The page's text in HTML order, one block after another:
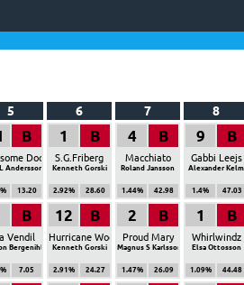
5 6 7 8
13.20
Doc
Andersson
B 1
2.92% 28.60
S.G.Friberg
Kenneth Gorski
B 4
1.44% 42.98
Macchiato
Roland Jansson
B 9
1.4% 47.03
Gabbi Leejs
Alexander Kelm
B
7.05
Vendil
Bergenihl
B 12
2.91% 24.27
Hurricane Woodland
Kenneth Gorski
B 2
1.47% 26.09
Proud Mary
Magnus S Karlsson
B 1
1.09% 44.48
Whirlwindz
Elsa Ottosson
B